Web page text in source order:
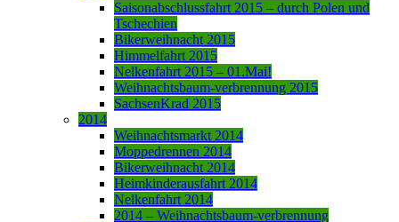
Saisonabschlussfahrt 2015 – durch Polen und
Tschechien
Bikerweihnacht 2015
Himmelfahrt 2015
Nelkenfahrt 2015 – 01.Mai!
Weihnachtsbaum-verbrennung 2015
SachsenKrad 2015
2014
Weihnachtsmarkt 2014
Moppedrennen 2014
Bikerweihnacht 2014
Heimkinderausfahrt 2014
Nelkenfahrt 2014
2014 – Weihnachtsbaum-verbrennung